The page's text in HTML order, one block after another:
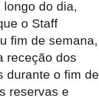
do dia,
o Staff
fim de semana,
receção dos
durante o fim de
reservas e